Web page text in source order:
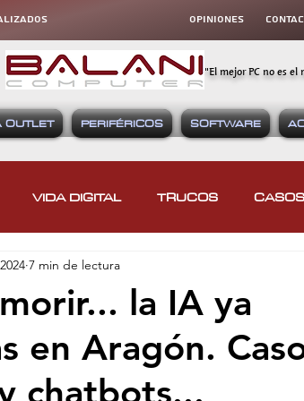
OPINIONES
"El mejor PC no es
OUTLET PERIFÉRICOS SOFTWARE
VIDA DIGITAL TRUCOS
SOFTWARE
APLICACIONES MÓVILES
la IA ya
en Aragón.
chatbots...
7 min de lectura